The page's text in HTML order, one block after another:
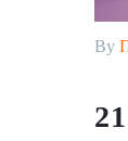
By